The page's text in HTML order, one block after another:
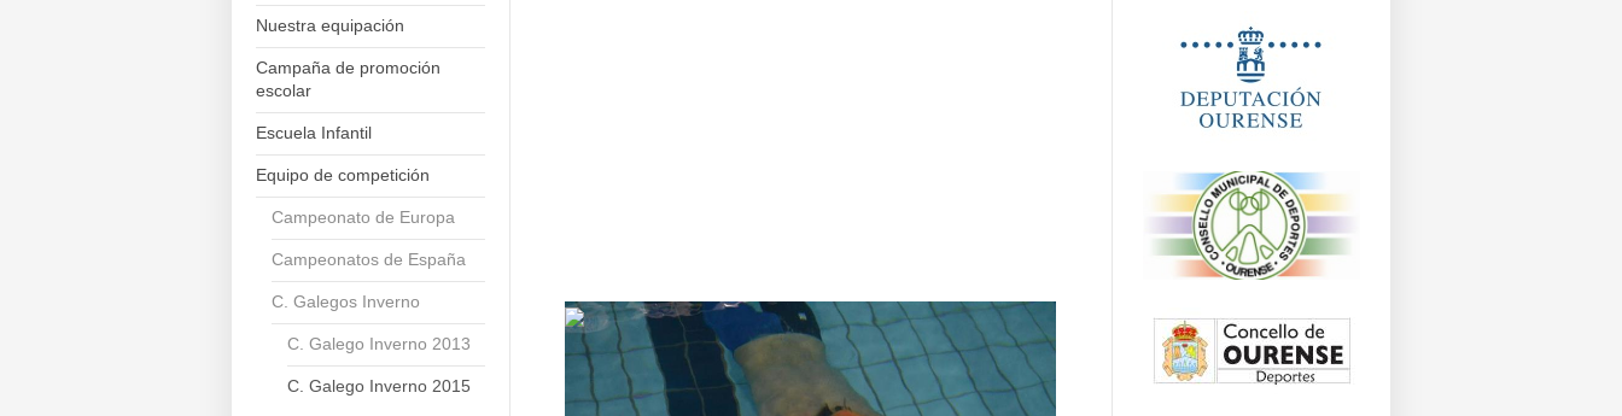
Nuestra equipación
Campaña de promoción
escolar
Escuela Infantil
Equipo de competición
Campeonato de Europa
Campeonatos de España
C. Galegos Inverno
C. Galego Inverno 2013
C. Galego Inverno 2015